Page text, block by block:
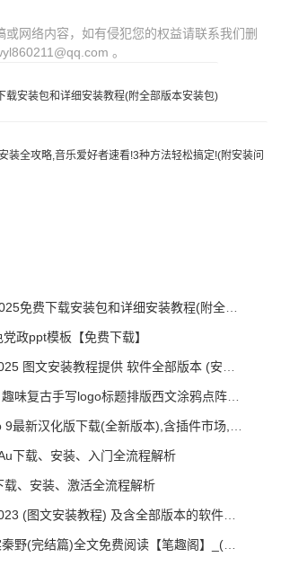
或网络内容，如有侵犯您的权益请联系我们删
。
载安装包和详细安装教程(附全部版本安装包)
装全攻略,音乐爱好者速看!3种方法轻松搞定!(附安装问
费下载安装包和详细安装教程(附全部版本安装包)
政ppt模板【免费下载】
图文安装教程提供 软件全部版本 (安装包支持)
logo标题排版西文涂鸦点阵圆点波点英文字体Dottie – Hand-Lettered Dot Font
汉化版下载(全新版本),含插件市场,附保姆级教程
下载、安装、入门全流程解析
、安装、激活全流程解析
(图文安装教程) 及含全部版本的软件安装包均可
文免费阅读【笔趣阁】_(番外) (全文)治愈之泪结局 番外小说阅读_(苏棠秦野)